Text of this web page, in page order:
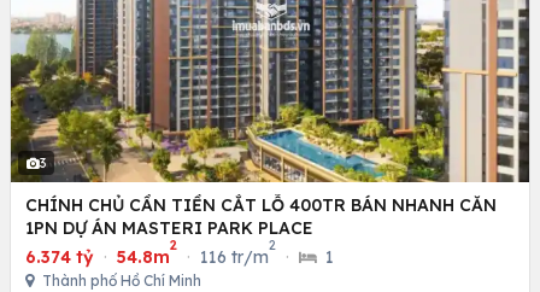
3
CHÍNH CHỦ CẦN TIỀN CẮT LỖ 400TR BÁN NHANH CĂN
1PN DỰ ÁN MASTERI PARK PLACE
6.374 tỷ · 54.8m
2
· 116 tr/m
2
· 1
Thành phố Hồ Chí Minh